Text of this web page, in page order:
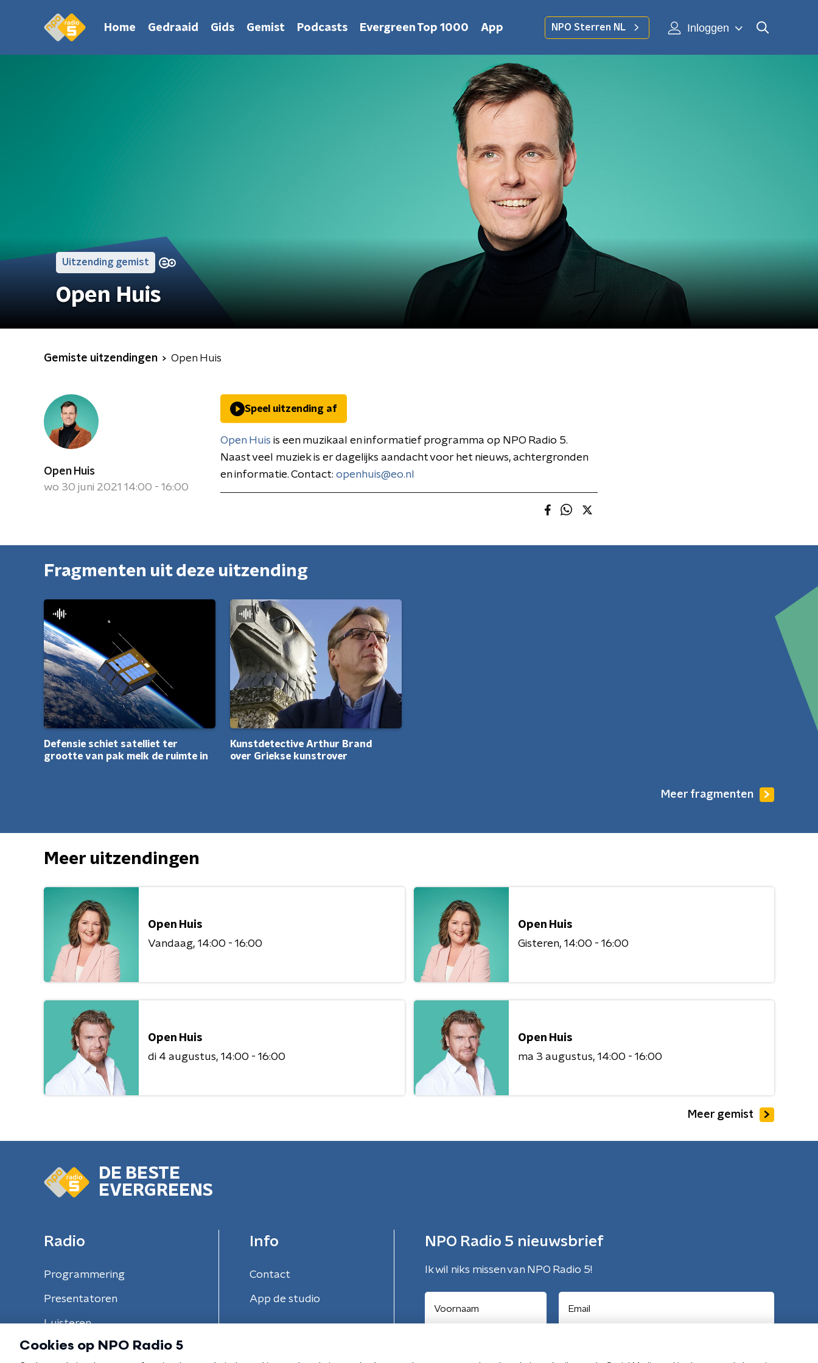
Home Gedraaid Gids Gemist Podcasts Evergreen Top 1000 App NPO Sterren NL Inloggen
Uitzending gemist
Open Huis
Gemiste uitzendingen Open Huis
Open Huis
wo 30 juni 2021 14:00 - 16:00
Speel uitzending af
Open Huis is een muzikaal en informatief programma op NPO Radio 5.
Naast veel muziek is er dagelijks aandacht voor het nieuws, achtergronden
en informatie. Contact: openhuis@eo.nl
Fragmenten uit deze uitzending
Defensie schiet satelliet ter
grootte van pak melk de ruimte in
Kunstdetective Arthur Brand
over Griekse kunstrover
Meer fragmenten
Meer uitzendingen
Open Huis
Vandaag 14:00 - 16:00
Open Huis
Gisteren 14:00 - 16:00
Open Huis
di 4 augustus 14:00 - 16:00
Open Huis
ma 3 augustus 14:00 - 16:00
Meer gemist
DE BESTE
EVERGREENS
Radio
Programmering
Presentatoren
Luisteren
Info
Contact
App de studio
NPO Radio 5 nieuwsbrief
Ik wil niks missen van NPO Radio 5!